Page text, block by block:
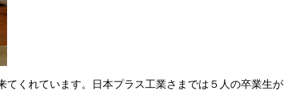
てくれています。日本プラス工業さまでは５人の卒業生が